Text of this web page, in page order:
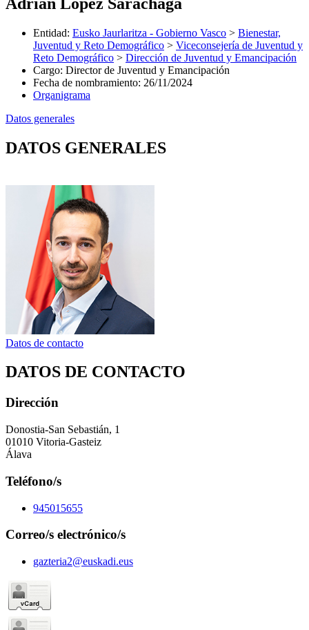
Entidad: Eusko Jaurlaritza - Gobierno Vasco > Bienestar,
Juventud y Reto Demográfico > Viceconsejería de Juventud y
Reto Demográfico > Dirección de Juventud y Emancipación
Cargo: Director de Juventud y Emancipación
Fecha de nombramiento: 26/11/2024
Organigrama
Datos generales
DATOS GENERALES
Datos de contacto
DATOS DE CONTACTO
Dirección
Donostia-San Sebastián, 1
01010 Vitoria-Gasteiz
Álava
Teléfono/s
945015655
Correo/s electrónico/s
gazteria2@euskadi.eus